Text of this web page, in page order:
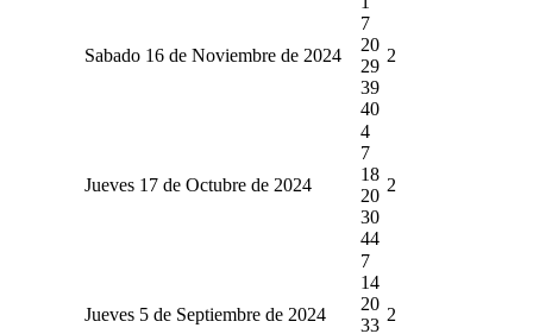
Sabado 16 de Noviembre de 2024
7
20
29
39
40
2
Jueves 17 de Octubre de 2024
4
7
18
20
30
44
2
Jueves 5 de Septiembre de 2024
7
14
20
33
2